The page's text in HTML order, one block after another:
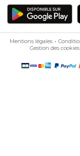
Bleu Libellule
Besoin d'aide